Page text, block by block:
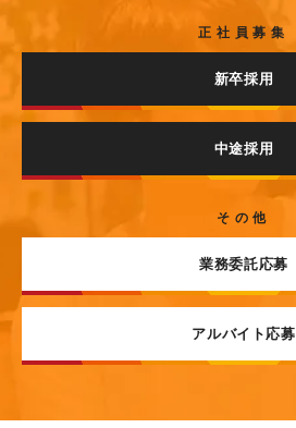
正社員募集
新卒採用
採用情報（インストラクター職）
（LAVAグループ 企画ビジネス職）
エントリー（企画ビジネス職）
中途採用
その他
業務委託応募
アルバイト応募